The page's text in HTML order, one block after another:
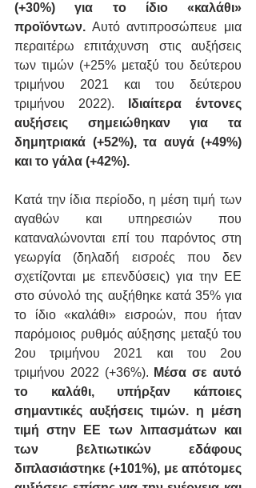
(+30%) για το ίδιο «καλάθι»
προϊόντων. Αυτό αντιπροσώπευε μια
περαιτέρω επιτάχυνση στις αυξήσεις
των τιμών (+25% μεταξύ του δεύτερου
τριμήνου 2021 και του δεύτερου
τριμήνου 2022).
Ιδιαίτερα έντονες
αυξήσεις σημειώθηκαν για τα
δημητριακά (+52%), τα αυγά (+49%)
και το γάλα (+42%).
Κατά την ίδια περίοδο, η μέση τιμή των
αγαθών και υπηρεσιών που
καταναλώνονται επί του παρόντος στη
γεωργία (δηλαδή εισροές που δεν
σχετίζονται με επενδύσεις) για την ΕΕ
στο σύνολό της αυξήθηκε κατά 35% για
το ίδιο «καλάθι» εισροών, που ήταν
παρόμοιος ρυθμός αύξησης μεταξύ του
2ου τριμήνου 2021 και του 2ου
τριμήνου 2022 (+36%). Μέσα σε αυτό
το καλάθι, υπήρξαν κάποιες
σημαντικές αυξήσεις τιμών. η μέση
τιμή στην ΕΕ των λιπασμάτων και
των βελτιωτικών εδάφους
διπλασιάστηκε (+101%), με απότομες